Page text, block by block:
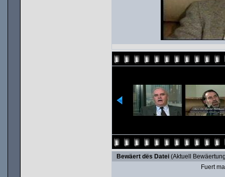
Bewäert dës Datei(Aktuell
Fuert